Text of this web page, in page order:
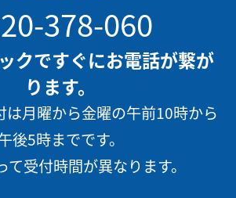
378-060
クですぐにお電話が繋が
ります。
は月曜から金曜の午前10時から
後5時までです。
て受付時間が異なります。